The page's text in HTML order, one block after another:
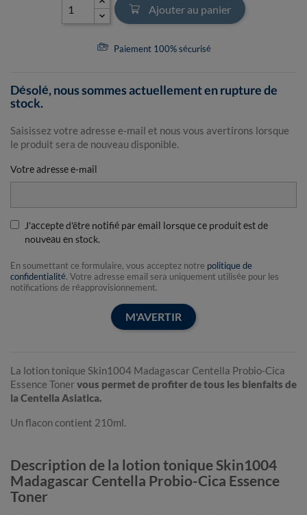
Ajouter au panier
Paiement 100% sécurisé
Désolé, nous sommes actuellement en rupture de
stock.
Saisissez votre adresse e-mail et nous vous avertirons lorsque
le produit sera de nouveau disponible.
Votre adresse e-mail
J'accepte d'être notifié par email lorsque ce produit est de
nouveau en stock.
En soumettant ce formulaire, vous acceptez notre politique de
confidentialité. Votre adresse email sera uniquement utilisée pour les
notifications de réapprovisionnement.
M'AVERTIR
La lotion tonique Skin1004 Madagascar Centella Probio-Cica
Essence Tonervous permet de profiter de tous les bienfaits de
la Centella Asiatica.
Un flacon contient 210ml.
Description de la lotion tonique Skin1004
Madagascar Centella Probio-Cica Essence
Toner